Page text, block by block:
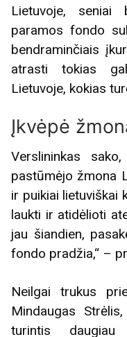
Lietuvoje,
paramos fondo
bendraminčiais
atrasti tokias
Lietuvoje, kokias
Įkvėpė
Verslininkas
pastūmėjo žmona
ir puikiai lietuviškai
laukti ir atidėlioti
jau šiandien,
fondo pradžia,“ –
Neilgai trukus
Mindaugas
turintis